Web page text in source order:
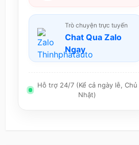
Trò chuyện trực tuyến
Chat Qua Zalo
Ngay
Hỗ trợ 24/7 (Kể cả ngày lễ, Chủ
Nhật)